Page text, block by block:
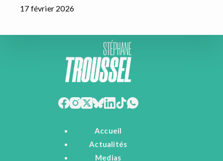
17 février 2026
Accueil
Actualités
Medias